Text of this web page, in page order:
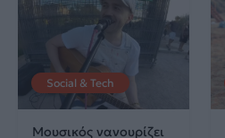
Social & Tech
Μουσικός νανουρίζει